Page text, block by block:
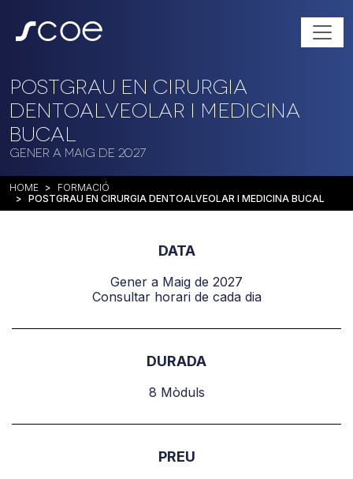
Postgrau en Cirurgia
Dentoalveolar i Medicina
Bucal
Gener a Maig de 2027
HOME
FORMACIÓ
POSTGRAU EN CIRURGIA DENTOALVEOLAR I MEDICINA BUCAL
DATA
Gener a Maig de 2027
Consultar horari de cada dia
DURADA
8 Mòduls
PREU